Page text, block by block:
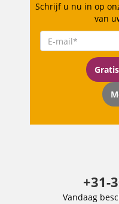
Schrijf u nu in op
van
+31-
Vandaag